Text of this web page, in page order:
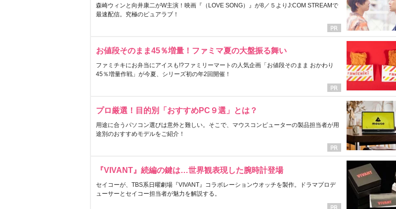
森崎ウィンと向井康二がW主演！映画『（LOVE SONG）』が8／５よりJ:COM STREAMで
最速配信。究極のピュアラブ！
お値段そのまま45％増量！ファミマ夏の大盤振る舞い
ファミチキにお弁当にアイスも!?ファミリーマートの人気企画「お値段そのまま おかわり
45％増量作戦」が今夏、シリーズ初の年2回開催！
プロ厳選！目的別「おすすめPC９選」とは？
用途に合うパソコン選びは意外と難しい。そこで、マウスコンピューターの製品担当者が用
途別のおすすめモデルをご紹介！
『VIVANT』続編の鍵は…世界観表現した腕時計登場
セイコーが、TBS系日曜劇場『VIVANT』コラボレーションウオッチを製作。ドラマプロデ
ューサーとセイコー担当者が魅力を解説する。